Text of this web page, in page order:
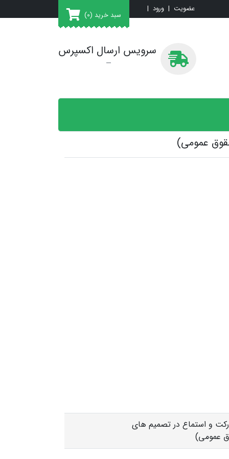
عضویت | ورود |
سبد خرید (0)
سرویس ارسال اکسپرس
عمومی)
و استماع در تصمیم های
عمومی)